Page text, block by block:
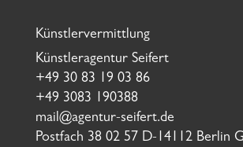
Künstlervermittlung
Künstleragentur Seifert
+49 30 83 19 03 86
+49 3083 190388
mail@agentur-seifert.de
Postfach 38 02 57 D-14112 Berlin